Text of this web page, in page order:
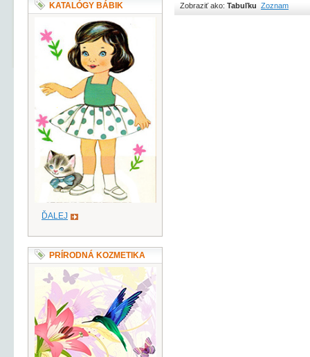
Zobraziť ako: Tabuľku Zoznam
KATALÓGY BÁBIK
ĎALEJ
PRÍRODNÁ KOZMETIKA